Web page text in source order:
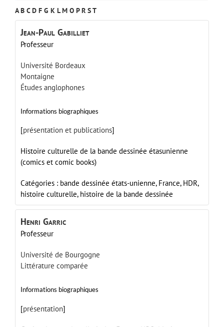
A B C D F G K L M O P R ST
Jean-Paul Gabilliet
Professeur
Université Bordeaux
Montaigne
Études anglophones
Informations biographiques
[présentation et publications]
Histoire culturelle de la bande dessinée étasunienne
(comics et comic books)
Catégories : bande dessinée états-unienne, France, HDR,
histoire culturelle, histoire de la bande dessinée
Henri Garric
Professeur
Université de Bourgogne
Littérature comparée
Informations biographiques
[présentation]